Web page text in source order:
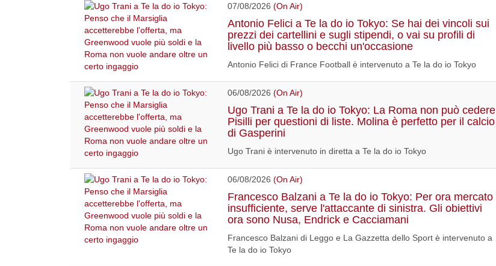
07/08/2026 (On Air)
Antonio Felici a Te la do io Tokyo: Se hai dei vincoli sui
prezzi dei cartellini e sugli stipendi, o vai su profili di
livello più basso o becchi un'occasione
Antonio Felici di France Football è intervenuto a Te la do io Tokyo
06/08/2026 (On Air)
Ugo Trani a Te la do io Tokyo: La Roma non può cedere
Pisilli per questioni di liste. Molina è perfetto per il calcio
di Gasperini
Ugo Trani è intervenuto in diretta a Te la do io Tokyo
06/08/2026 (On Air)
Francesco Balzani a Te la do io Tokyo: Per ora mercato
insufficiente, serve l'attaccante di sinistra. Gli obiettivi
ora sono Nusa, Endrick e Cacciamani
Francesco Balzani di Leggo e La Gazzetta dello Sport è intervenuto a
Te la do io Tokyo